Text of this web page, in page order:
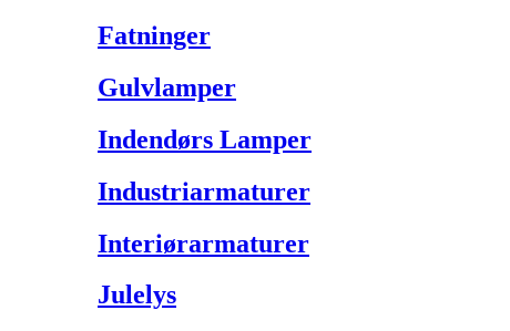
Fatninger
Gulvlamper
Indendørs Lamper
Industriarmaturer
Interiørarmaturer
Julelys